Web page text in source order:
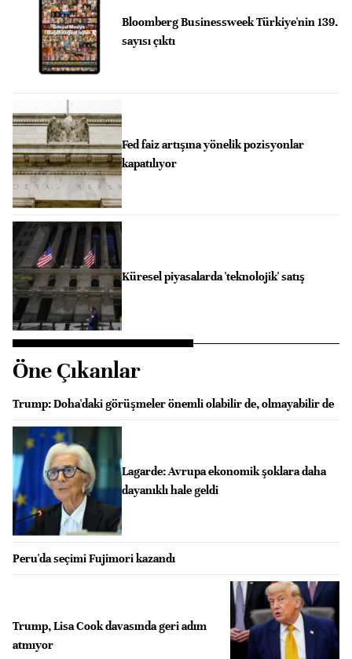
Bloomberg Businessweek Türkiye'nin 139.
sayısı çıktı
Fed faiz artışına yönelik pozisyonlar
kapatılıyor
Küresel piyasalarda 'teknolojik' satış
Öne Çıkanlar
Trump: Doha'daki görüşmeler önemli olabilir de, olmayabilir de
Lagarde: Avrupa ekonomik şoklara daha
dayanıklı hale geldi
Peru'da seçimi Fujimori kazandı
Trump, Lisa Cook davasında geri adım
atmıyor